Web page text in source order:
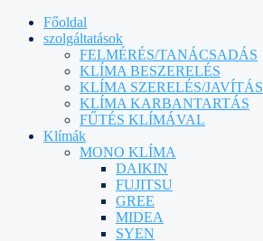
Főoldal
szolgáltatások
FELMÉRÉS/TANÁCSADÁS
KLÍMA BESZERELÉS
KLÍMA SZERELÉS/JAVÍTÁS
KLÍMA KARBANTARTÁS
FŰTÉS KLÍMÁVAL
Klímák
MONO KLÍMA
DAIKIN
FUJITSU
GREE
MIDEA
SYEN